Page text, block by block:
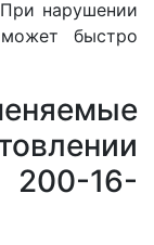
нарушении
может быстро
200-16-